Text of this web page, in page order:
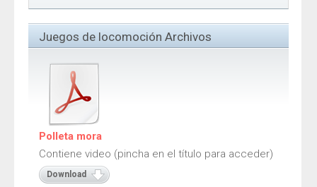
Vocabulario
BENASQUÉS
Adivinanzas
Cuentos
Trabalenguas
Juegos de locomoción Archivos
Polleta mora
Contiene video (pincha en el título para acceder)
Download